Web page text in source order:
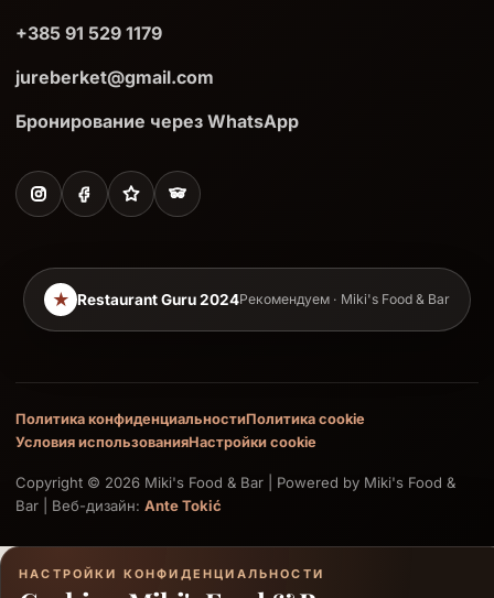
+385 91 529 1179
jureberket@gmail.com
Бронирование через WhatsApp
★ Restaurant Guru 2024Рекомендуем · Miki's Food & Bar
Политика конфиденциальностиПолитика cookie
Условия использованияНастройки cookie
Copyright © 2026 Miki's Food & Bar | Powered by Miki's Food &
Bar | Веб-дизайн: Ante Tokić
НАСТРОЙКИ КОНФИДЕНЦИАЛЬНОСТИ